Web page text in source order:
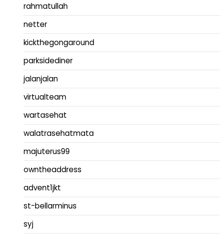
rahmatullah
netter
kickthegongaround
parksidediner
jalanjalan
virtualteam
wartasehat
walatrasehatmata
majuterus99
owntheaddress
advent1jkt
st-bellarminus
syj